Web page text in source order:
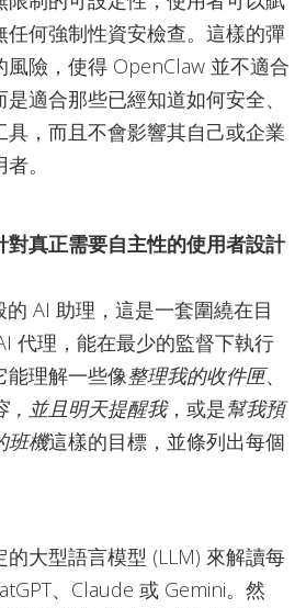
何強制性資安檢查。這樣的彈
險，使得 OpenClaw 並不適合
適合那些已經知道如何安全、
具，而且不會影響其自己或企業
。
真正需要自主性的使用者設計
AI 助理，這是一套圍繞在目
代理，能在最少的監督下執行
能理解一些像整理我的收件匣、
，並且明天提醒我，或是幫我預
班機這樣的目標，並條列出每個
大型語言模型 (LLM) 來解讀每
、Claude 或 Gemini。然